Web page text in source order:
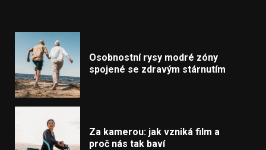
Osobnostní rysy modré zóny
spojené se zdravým stárnutím
Za kamerou: jak vzniká film a
proč nás tak baví